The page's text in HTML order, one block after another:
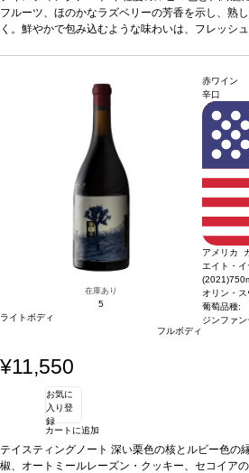
快感も広がる。
性葡萄品種ピノ・ノワール*本ヴィンテージが在
同様の場合は自動的に次のヴィンテージに変更さ
フルーツ、ほのかなラズベリーの芳香を示し、熟
く。鮮やかで包み込むような味わいは、フレッシ
同様の場合は自動的に次のヴィンテージに変更さ
在庫あり
5
ライトボディ
フルボディ
赤ワイン
辛口
アメリカ
エイト・
(2021)
オリン・
葡萄品種:
ジンファ
¥11,550
お気に
入り登
録
カートに追加
テイスティングノート 深い栗色の核とルビー色の
椒、オートミールレーズン・クッキー、セコイア